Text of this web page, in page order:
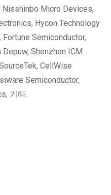
Nisshinbo Micro Devices,
Hycon Technology
Fortune Semiconductor,
Shenzhen ICM
CellWise
Semiconductor,
기타.